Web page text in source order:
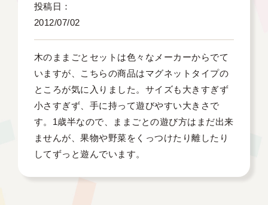
投稿日
2012/07/02
木のままごとセットは色々なメーカーからでて
いますが、こちらの商品はマグネットタイプの
ところが気に入りました。サイズも大きすぎず
小さすぎず、手に持って遊びやすい大きさで
す。1歳半なので、ままごとの遊び方はまだ出来
ませんが、果物や野菜をくっつけたり離したり
してずっと遊んでいます。